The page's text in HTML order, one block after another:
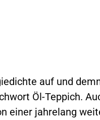
auf und
Öl-Teppich.
einer jahrelang